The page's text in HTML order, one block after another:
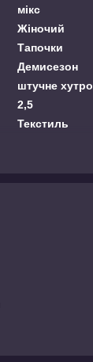
мікс
Жіночий
Тапочки
Демисезон
штучне хутро
2,5
Текстиль